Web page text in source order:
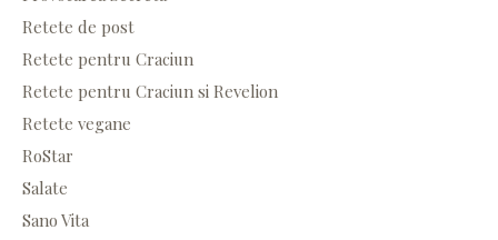
Retete de post
Retete pentru Craciun
Retete pentru Craciun si Revelion
Retete vegane
RoStar
Salate
Sano Vita